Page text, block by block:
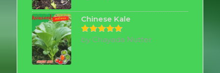
out of 5
Chinese Kale
Rated5
out of 5
by Chayada Nutter